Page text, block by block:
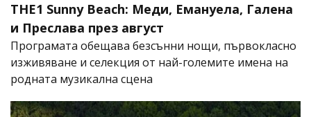
THE1 Sunny Beach: Меди, Емануела, Галена
и Преслава през август
Програмата обещава безсънни нощи, първокласно
изживяване и селекция от най-големите имена на
родната музикална сцена